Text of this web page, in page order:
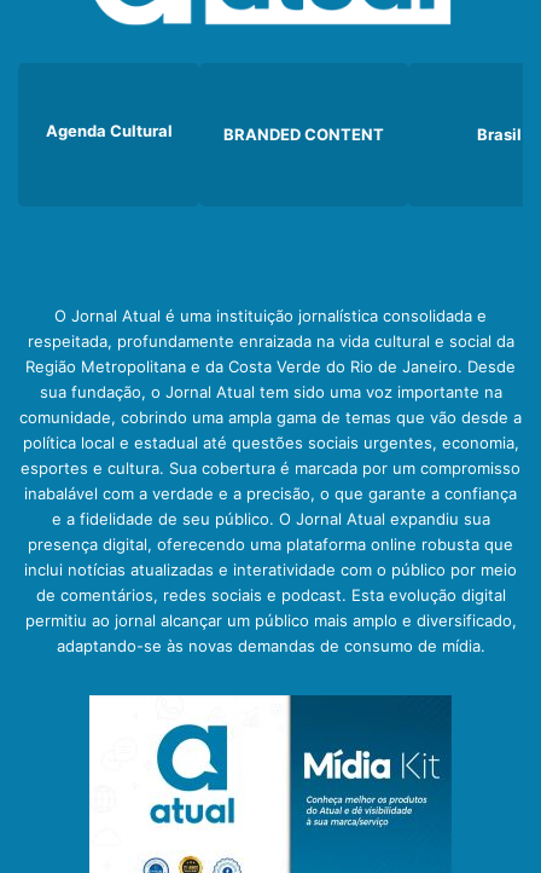
Agenda Cultural BRANDED CONTENT Brasil
O Jornal Atual é uma instituição jornalística consolidada e
respeitada, profundamente enraizada na vida cultural e social da
Região Metropolitana e da Costa Verde do Rio de Janeiro. Desde
sua fundação, o Jornal Atual tem sido uma voz importante na
comunidade, cobrindo uma ampla gama de temas que vão desde a
política local e estadual até questões sociais urgentes, economia,
esportes e cultura. Sua cobertura é marcada por um compromisso
inabalável com a verdade e a precisão, o que garante a confiança
e a fidelidade de seu público. O Jornal Atual expandiu sua
presença digital, oferecendo uma plataforma online robusta que
inclui notícias atualizadas e interatividade com o público por meio
de comentários, redes sociais e podcast. Esta evolução digital
permitiu ao jornal alcançar um público mais amplo e diversificado,
adaptando-se às novas demandas de consumo de mídia.